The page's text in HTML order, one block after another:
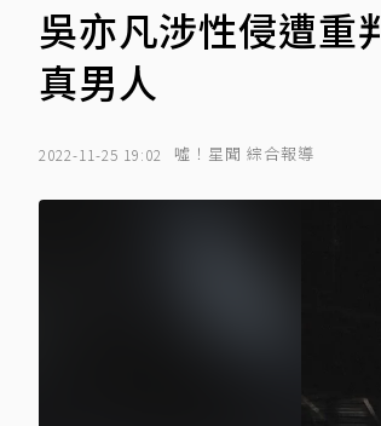
吳亦凡涉性侵遭重
真男人
2022-11-25 19:02 噓！星聞 綜合報導